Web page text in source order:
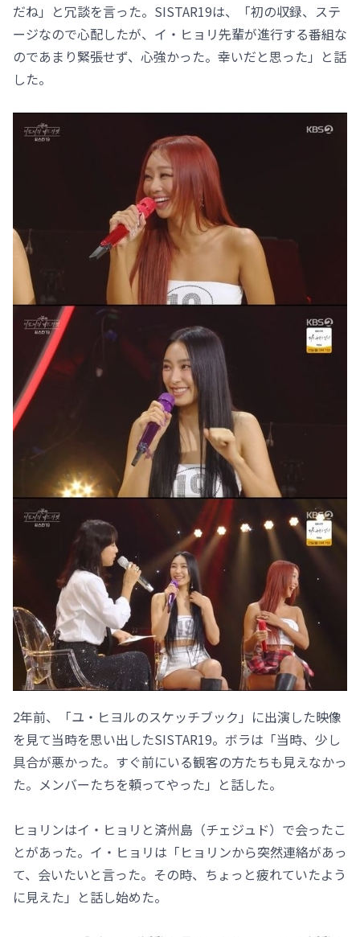
だね」と冗談を言った。SISTAR19は、「初の収録、ステ
ージなので心配したが、イ・ヒョリ先輩が進行する番組な
のであまり緊張せず、心強かった。幸いだと思った」と話
した。
2年前、「ユ・ヒヨルのスケッチブック」に出演した映像
を見て当時を思い出したSISTAR19。ボラは「当時、少し
具合が悪かった。すぐ前にいる観客の方たちも見えなかっ
た。メンバーたちを頼ってやった」と話した。
ヒョリンはイ・ヒョリと済州島（チェジュド）で会ったこ
とがあった。イ・ヒョリは「ヒョリンから突然連絡があっ
て、会いたいと言った。その時、ちょっと疲れていたよう
に見えた」と話し始めた。